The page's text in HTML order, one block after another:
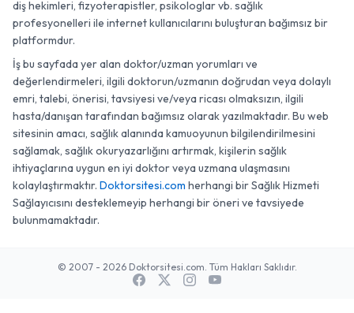
diş hekimleri, fizyoterapistler, psikologlar vb. sağlık
profesyonelleri ile internet kullanıcılarını buluşturan bağımsız bir
platformdur.
İş bu sayfada yer alan doktor/uzman yorumları ve
değerlendirmeleri, ilgili doktorun/uzmanın doğrudan veya dolaylı
emri, talebi, önerisi, tavsiyesi ve/veya ricası olmaksızın, ilgili
hasta/danışan tarafından bağımsız olarak yazılmaktadır. Bu web
sitesinin amacı, sağlık alanında kamuoyunun bilgilendirilmesini
sağlamak, sağlık okuryazarlığını artırmak, kişilerin sağlık
ihtiyaçlarına uygun en iyi doktor veya uzmana ulaşmasını
kolaylaştırmaktır. Doktorsitesi.com herhangi bir Sağlık Hizmeti
Sağlayıcısını desteklemeyip herhangi bir öneri ve tavsiyede
bulunmamaktadır.
© 2007 - 2026 Doktorsitesi.com. Tüm Hakları Saklıdır.